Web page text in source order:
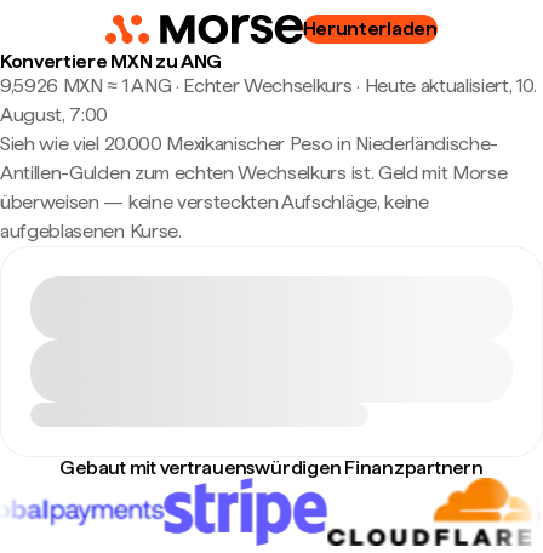
Herunterladen
Konvertiere MXN zu ANG
9,5926 MXN ≈ 1 ANG · Echter Wechselkurs · Heute aktualisiert, 10.
August, 7:00
Sieh wie viel 20.000 Mexikanischer Peso in Niederländische-
Antillen-Gulden zum echten Wechselkurs ist. Geld mit Morse
überweisen — keine versteckten Aufschläge, keine
aufgeblasenen Kurse.
Gebaut mit vertrauenswürdigen Finanzpartnern